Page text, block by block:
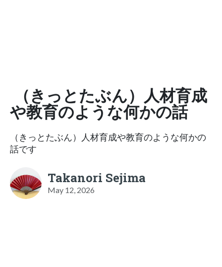
（きっとたぶん）人材育成
や教育のような何かの話
（きっとたぶん）人材育成や教育のような何かの
話です
Takanori Sejima
May 12, 2026